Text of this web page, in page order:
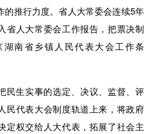
的推行力度。省人大常委会连续5年
省人大常委会工作报告，把票决制
南省乡镇人民代表大会工作条
生实事的选定、决议、监督、评
民代表大会制度轨道上来，将政府
定权交给人大代表，拓展了社会主